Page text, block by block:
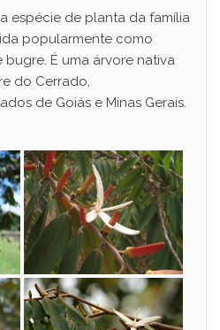
espécie de planta da família
popularmente como
É uma árvore nativa
do Cerrado,
de Goiás e Minas Gerais.